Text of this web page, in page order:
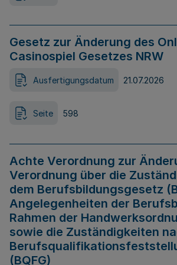
Gesetz zur Änderung des
Casinospiel Gesetzes NRW
Ausfertigungsdatum 21.07.2026
Seite 598
Achte Verordnung zur
Verordnung über die
dem Berufsbildungsgesetz
Angelegenheiten der
Rahmen der
sowie die Zuständigkeiten
(BQFG)